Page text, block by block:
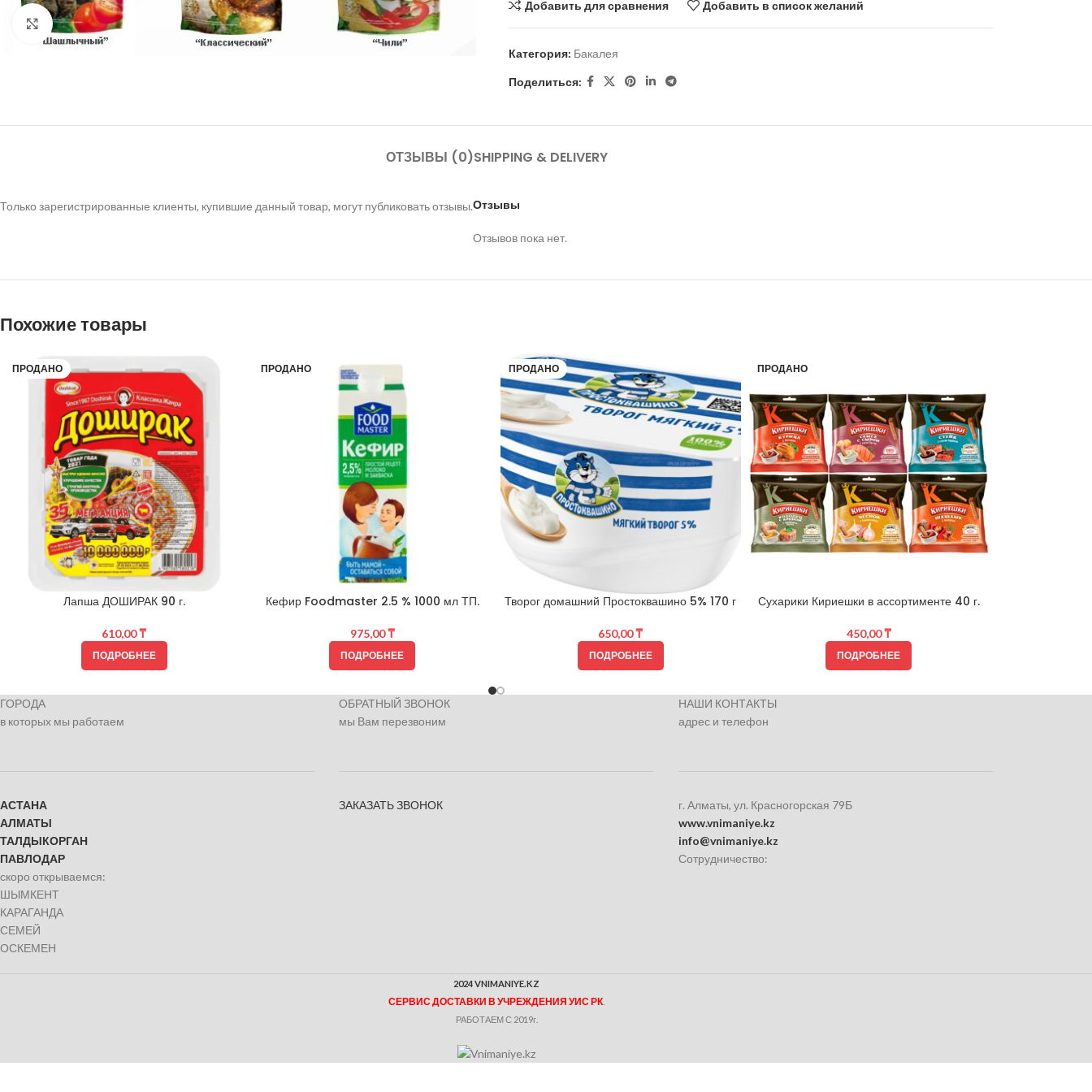
Нажмите, чтобы увеличить
Добавить для сравнения Добавить в список желаний
Категория: Бакалея
Поделиться:
ОТЗЫВЫ (0)SHIPPING & DELIVERY
Отзывы
Отзывов пока нет.
Только зарегистрированные клиенты, купившие данный товар, могут публиковать отзывы.
Похожие товары
ПРОДАНО
Лапша ДОШИРАК 90 г.
610,00₸
ПОДРОБНЕЕ
ПРОДАНО
Кефир Foodmaster 2.5 % 1000 мл ТП.
975,00₸
ПОДРОБНЕЕ
ПРОДАНО
Творог домашний Простоквашино 5% 170 г
650,00₸
ПОДРОБНЕЕ
ПРОДАНО
Сухарики Кириешки в ассортименте 40 г.
450,00₸
ПОДРОБНЕЕ
ГОРОДА
в которых мы работаем
АСТАНА
АЛМАТЫ
ТАЛДЫКОРГАН
ПАВЛОДАР
скоро открываемся:
ШЫМКЕНТ
КАРАГАНДА
СЕМЕЙ
ОСКЕМЕН
ОБРАТНЫЙ ЗВОНОК
мы Вам перезвоним
ЗАКАЗАТЬ ЗВОНОК
НАШИ КОНТАКТЫ
адрес и телефон
г. Алматы, ул. Красногорская 79Б
www.vnimaniye.kz
info@vnimaniye.kz
Сотрудничество:
2024 VNIMANIYE.KZ
СЕРВИС ДОСТАВКИ В УЧРЕЖДЕНИЯ УИС РК
РАБОТАЕМ С 2019г.